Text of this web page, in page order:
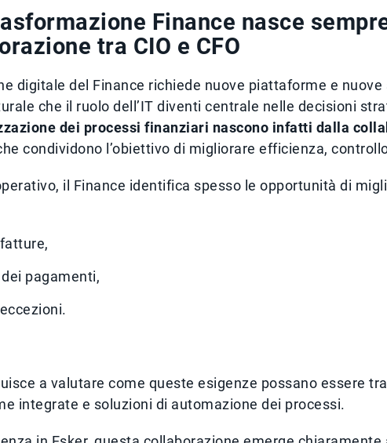
Finance nasce
tra CIO e CFO
digitale del Finance richiede nuove piattaforme e
che il ruolo dell’IT diventi centrale nelle decisioni
dei processi finanziari nascono infatti dalla
condividono l’obiettivo di migliorare efficienza,
il Finance identifica spesso le opportunità di
pagamenti,
a valutare come queste esigenze possano essere
integrate e soluzioni di automazione dei processi.